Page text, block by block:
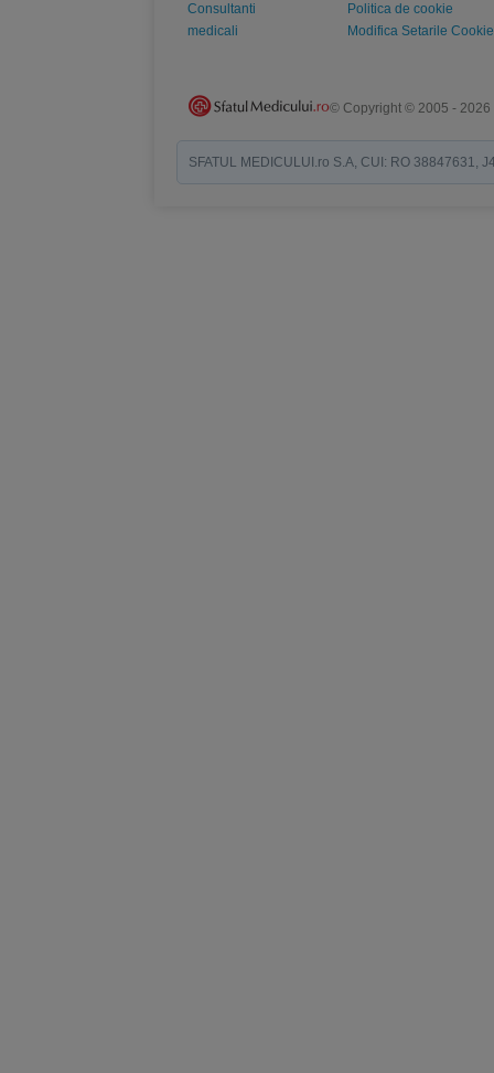
Consultanti
medicali
Politica de cookie
Modifica Setarile Cookie
© Copyright © 2005 - 2026
SFATUL MEDICULUI.ro S.A, CUI: RO 38847631,